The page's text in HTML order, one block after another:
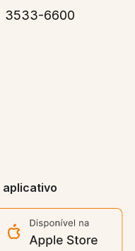
3533-6600
aplicativo